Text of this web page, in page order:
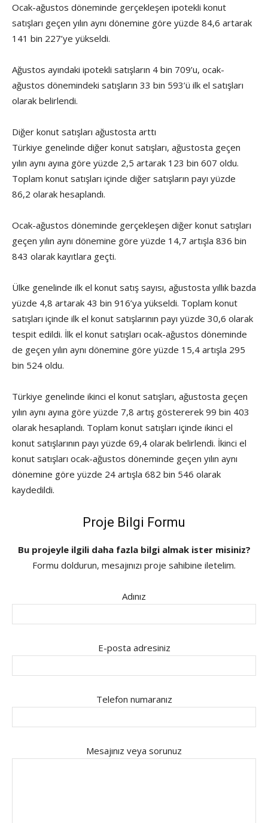
Ocak-ağustos döneminde gerçekleşen ipotekli konut
satışları geçen yılın aynı dönemine göre yüzde 84,6 artarak
141 bin 227’ye yükseldi.
Ağustos ayındaki ipotekli satışların 4 bin 709’u, ocak-
ağustos dönemindeki satışların 33 bin 593’ü ilk el satışları
olarak belirlendi.
Diğer konut satışları ağustosta arttı
Türkiye genelinde diğer konut satışları, ağustosta geçen
yılın aynı ayına göre yüzde 2,5 artarak 123 bin 607 oldu.
Toplam konut satışları içinde diğer satışların payı yüzde
86,2 olarak hesaplandı.
Ocak-ağustos döneminde gerçekleşen diğer konut satışları
geçen yılın aynı dönemine göre yüzde 14,7 artışla 836 bin
843 olarak kayıtlara geçti.
Ülke genelinde ilk el konut satış sayısı, ağustosta yıllık bazda
yüzde 4,8 artarak 43 bin 916’ya yükseldi. Toplam konut
satışları içinde ilk el konut satışlarının payı yüzde 30,6 olarak
tespit edildi. İlk el konut satışları ocak-ağustos döneminde
de geçen yılın aynı dönemine göre yüzde 15,4 artışla 295
bin 524 oldu.
Türkiye genelinde ikinci el konut satışları, ağustosta geçen
yılın aynı ayına göre yüzde 7,8 artış göstererek 99 bin 403
olarak hesaplandı. Toplam konut satışları içinde ikinci el
konut satışlarının payı yüzde 69,4 olarak belirlendi. İkinci el
konut satışları ocak-ağustos döneminde geçen yılın aynı
dönemine göre yüzde 24 artışla 682 bin 546 olarak
kaydedildi.
Proje Bilgi Formu
Bu projeyle ilgili daha fazla bilgi almak ister misiniz?
Formu doldurun, mesajınızı proje sahibine iletelim.
Adınız
E-posta adresiniz
Telefon numaranız
Mesajınız veya sorunuz